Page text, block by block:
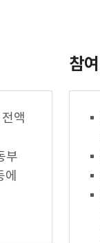
액
부
참